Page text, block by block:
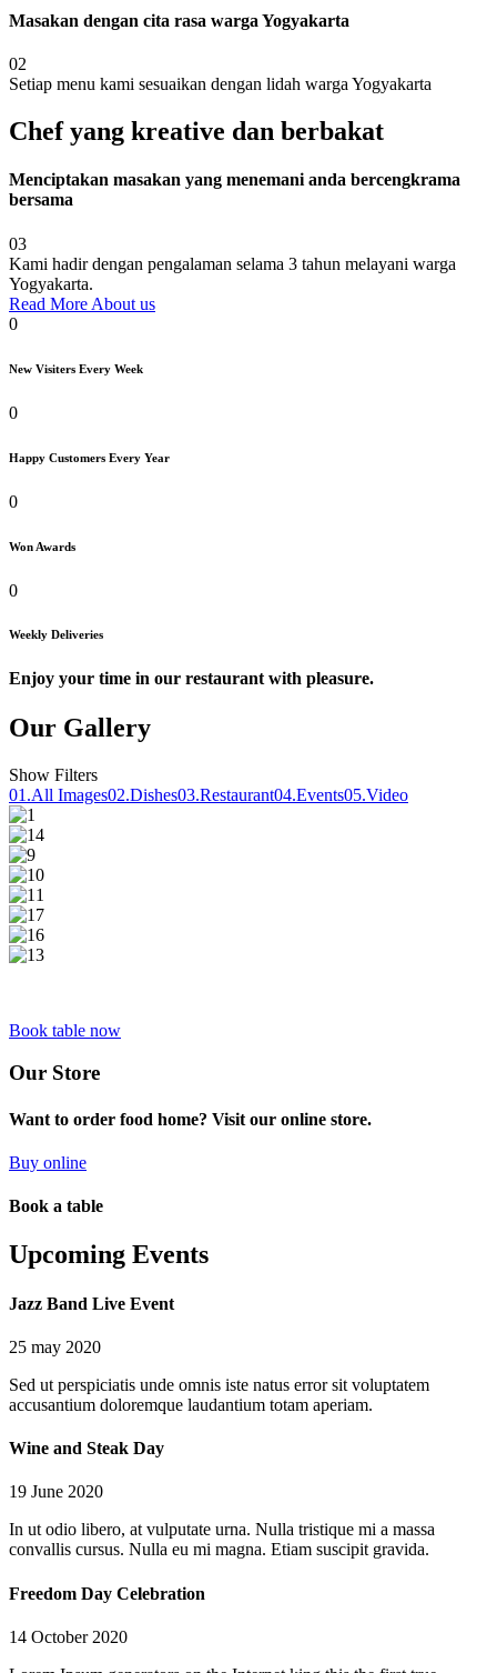
Masakan dengan cita rasa warga Yogyakarta
02
Setiap menu kami sesuaikan dengan lidah warga Yogyakarta
Chef yang kreative dan berbakat
Menciptakan masakan yang menemani anda bercengkrama
bersama
03
Kami hadir dengan pengalaman selama 3 tahun melayani warga
Yogyakarta.
Read More About us
0
New Visiters Every Week
0
Happy Customers Every Year
0
Won Awards
0
Weekly Deliveries
Enjoy your time in our restaurant with pleasure.
Our Gallery
Show Filters
01.All Images02.Dishes03.Restaurant04.Events05.Video
Book table now
Our Store
Want to order food home? Visit our online store.
Buy online
Book a table
Upcoming Events
Jazz Band Live Event
25 may 2020
Sed ut perspiciatis unde omnis iste natus error sit voluptatem
accusantium doloremque laudantium totam aperiam.
Wine and Steak Day
19 June 2020
In ut odio libero, at vulputate urna. Nulla tristique mi a massa
convallis cursus. Nulla eu mi magna. Etiam suscipit gravida.
Freedom Day Celebration
14 October 2020